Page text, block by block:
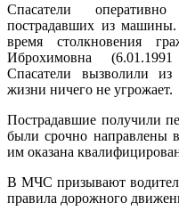
Спасатели
пострадавших из
время столкновения
Иброхимовна
Спасатели вызволили
жизни ничего не угрожает.
Пострадавшие получили
были срочно направлены
им оказана
В МЧС призывают
правила дорожного